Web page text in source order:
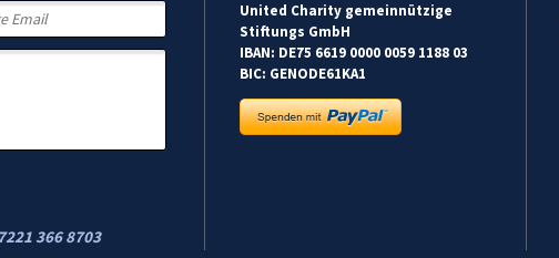
366 8703
United Charity gemeinnützige
Stiftungs GmbH
IBAN: DE75 6619 0000 0059 1188 03
BIC: GENODE61KA1